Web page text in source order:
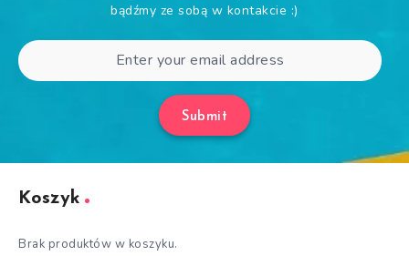
bądźmy ze sobą w kontakcie :)
Submit
Koszyk
Brak produktów w koszyku.